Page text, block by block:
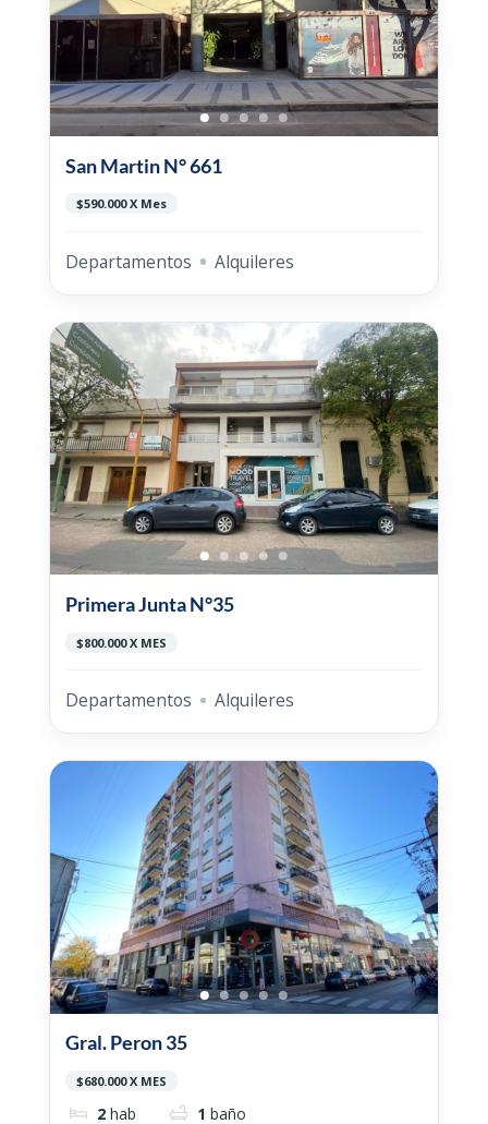
San Martin N° 661
$590.000 X Mes
Departamentos Alquileres
Primera Junta N°35
$800.000 X MES
Departamentos Alquileres
Gral. Peron 35
$680.000 X MES
2 hab 1 baño